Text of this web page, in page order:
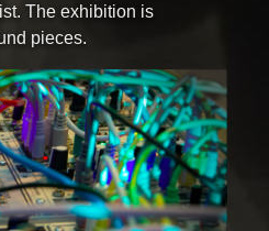
The exhibition is
pieces.